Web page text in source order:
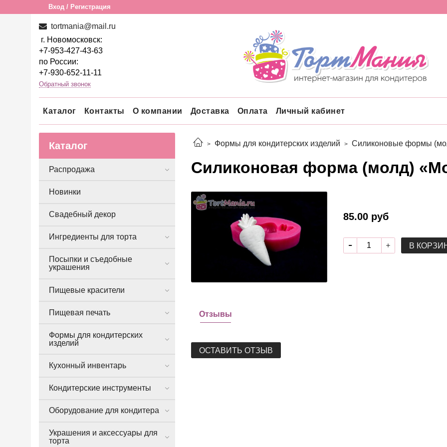
Вход / Регистрация
tortmania@mail.ru
г. Новомосковск:
+7-953-427-43-63
по России:
+7-930-652-11-11
Обратный звонок
Каталог Контакты О компании Доставка Оплата Личный кабинет
Формы для кондитерских изделий Силиконовые формы
Силиконовая форма (молд)
85.00 руб
В
Отзывы
ОСТАВИТЬ ОТЗЫВ
Каталог
Распродажа
Новинки
Свадебный декор
Ингредиенты для торта
Посыпки и съедобные
украшения
Пищевые красители
Пищевая печать
Формы для кондитерских
изделий
Кухонный инвентарь
Кондитерские инструменты
Оборудование для кондитера
Украшения и аксессуары для
торта